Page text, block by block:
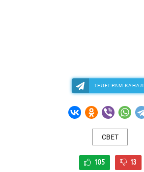
ТЕЛЕГРАМ КАНАЛ
СВЕТ
105 13